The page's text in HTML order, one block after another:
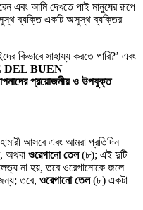
এবং আমি দেখতে পাই মানুষের রূপে
ব্যক্তি একটি অসুস্থ ব্যক্তির
কিভাবে সাহায্য করতে পারি?’ এবং
DEL BUEN
প্রয়োজনীয় ও উপযুক্ত
আসবে এবং আমরা প্রতিদিন
অথবা ওরেগানো তেল(৮); এই দুটি
না হয়, তবে ওরেগানোকে জলে
তবে, ওরেগানো তেল(৮) একটা